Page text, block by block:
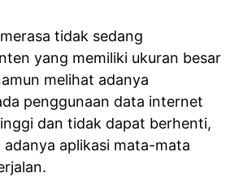
tidak sedang
yang memiliki ukuran besar
melihat adanya
penggunaan data internet
dan tidak dapat berhenti,
aplikasi mata-mata